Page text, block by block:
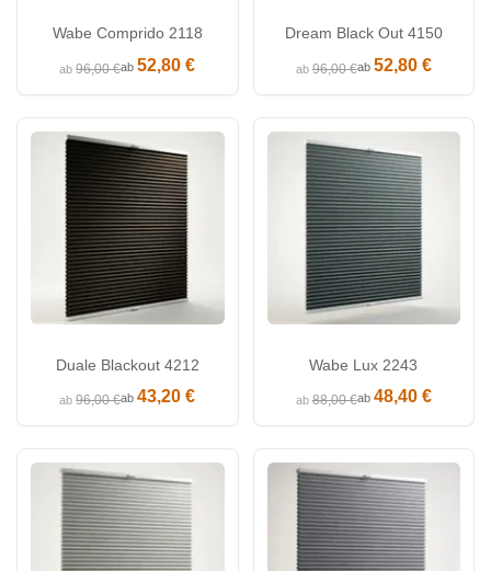
Wabe Comprido 2118
ab96,00 €ab52,80 €
Dream Black Out 4150
ab96,00 €ab 52,80 €
Duale Blackout 4212
ab96,00 €ab43,20 €
Wabe Lux 2243
ab88,00 €ab 48,40 €